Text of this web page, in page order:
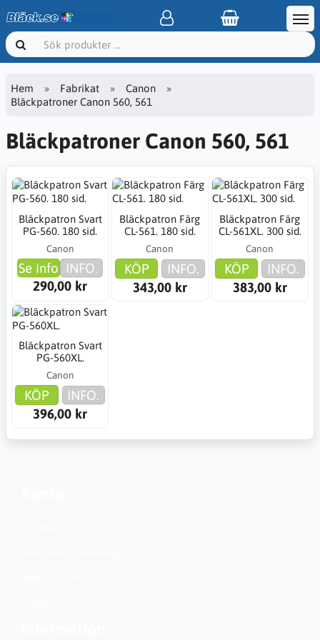
Hem Fabrikat
Canon
Bläckpatroner Canon 560, 561
Bläckpatroner Canon 560, 561
Bläckpatron Svart
PG-560. 180 sid.
Canon
Se info INFO.
290,00 kr
Bläckpatron Färg
CL-561. 180 sid.
Canon
KÖP
INFO.
343,00 kr
Bläckpatron Färg
CL-561XL. 300 sid.
Canon
KÖP
INFO.
383,00 kr
Bläckpatron Svart
PG-560XL.
Canon
KÖP
INFO.
396,00 kr